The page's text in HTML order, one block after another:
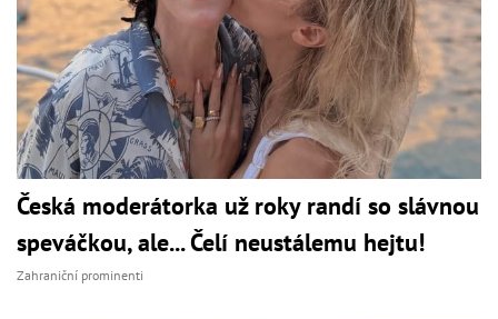
Česká moderátorka už roky randí so slávnou
speváčkou, ale... Čelí neustálemu hejtu!
Zahraniční prominenti